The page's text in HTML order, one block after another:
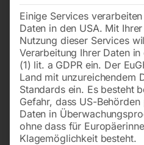
Einige Services
Daten in den USA. Mit
Nutzung dieser Services
Verarbeitung Ihrer Daten
(1) lit. a GDPR ein. Der
Land mit unzureichendem
Standards ein. Es besteht
Gefahr, dass US-
Daten in
ohne dass für
Klagemöglichkeit besteht.